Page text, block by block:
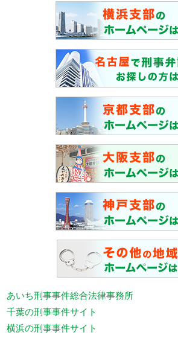
あいち刑事事件総合法律事務所
千葉の刑事事件サイト
横浜の刑事事件サイト